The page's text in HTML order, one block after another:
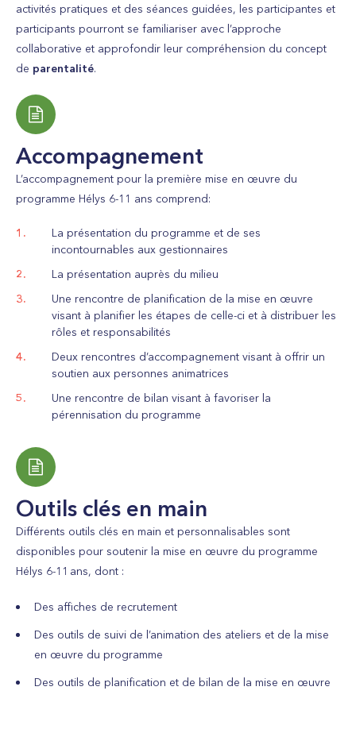
activités pratiques et des séances guidées, les participantes et
participants pourront se familiariser avec l’approche
collaborative et approfondir leur compréhension du concept
de parentalité.
Accompagnement
L’accompagnement pour la première mise en œuvre du
programme Hélys 6-11 ans comprend:
La présentation du programme et de ses
incontournables aux gestionnaires
La présentation auprès du milieu
Une rencontre de planification de la mise en œuvre
visant à planifier les étapes de celle-ci et à distribuer les
rôles et responsabilités
Deux rencontres d’accompagnement visant à offrir un
soutien aux personnes animatrices
Une rencontre de bilan visant à favoriser la
pérennisation du programme
Outils clés en main
Différents outils clés en main et personnalisables sont
disponibles pour soutenir la mise en œuvre du programme
Hélys 6-11 ans, dont :
Des affiches de recrutement
Des outils de suivi de l’animation des ateliers et de la mise
en œuvre du programme
Des outils de planification et de bilan de la mise en œuvre